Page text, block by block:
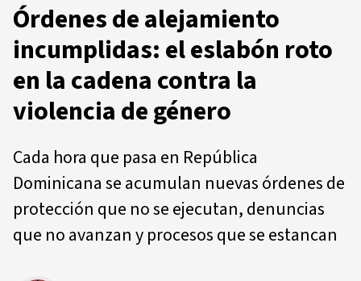
Órdenes de alejamiento
incumplidas: el eslabón roto
en la cadena contra la
violencia de género
Cada hora que pasa en República
Dominicana se acumulan nuevas órdenes de
protección que no se ejecutan, denuncias
que no avanzan y procesos que se estancan